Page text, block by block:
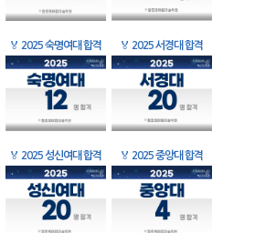
🏅 2025 숙명여대 합격 🏅 2025 서경대 합격
🏅 2025 성신여대 합격 🏅 2025 중앙대 합격